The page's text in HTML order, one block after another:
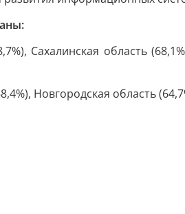
Сахалинская область
Новгородская область